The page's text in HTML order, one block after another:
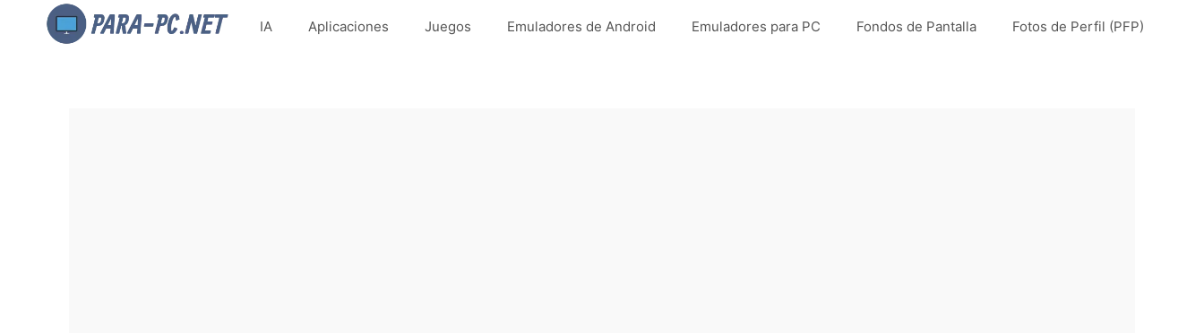
IA Aplicaciones Juegos Emuladores de Android Emuladores para PC Fondos de Pantalla Fotos de Perfil (PFP)